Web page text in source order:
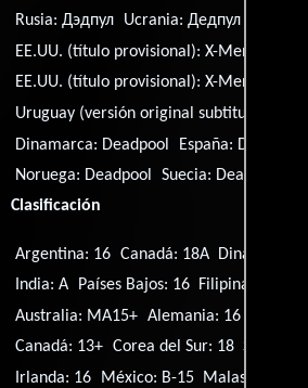
Rusia:Дэдпул Ucrania: Дедпул
EE.UU. (título provisional):X-Men
EE.UU. (título provisional):X-Men:
Uruguay (versión original subtitulada):
Dinamarca: Deadpool España: Deadpool
Noruega: Deadpool Suecia: Deadpool
Clasificación
Argentina: 16 Canadá: 18A Dinamarca:
India: A
Países Bajos: 16 Filipinas: R-16
Australia: MA15+ Alemania: 16
Canadá: 13+ Corea del Sur: 18 Suecia: 15
Irlanda: 16
México: B-15 Malasia: 18